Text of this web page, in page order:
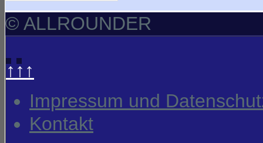
© ALLROUNDER
↑↑↑
Impressum und
Kontakt